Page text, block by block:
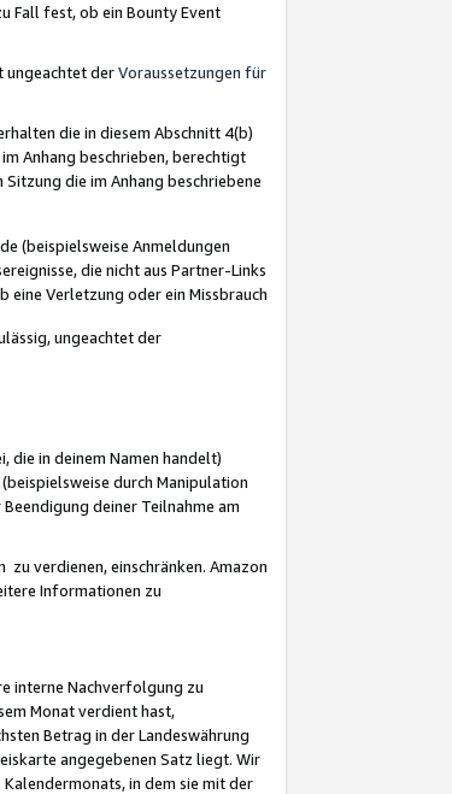
Fall fest, ob ein Bounty Event
ungeachtet derVoraussetzungen für
die in diesem Abschnitt 4(b)
Anhang beschrieben, berechtigt
die im Anhang beschriebene
(beispielsweise Anmeldungen
die nicht aus Partner-Links
eine Verletzung oder ein Missbrauch
ungeachtet der
in deinem Namen handelt)
durch Manipulation
deiner Teilnahme am
verdienen, einschränken. Amazon
Informationen zu
interne Nachverfolgung zu
Monat verdient hast,
Betrag in der Landeswährung
angegebenen Satz liegt. Wir
in dem sie mit der